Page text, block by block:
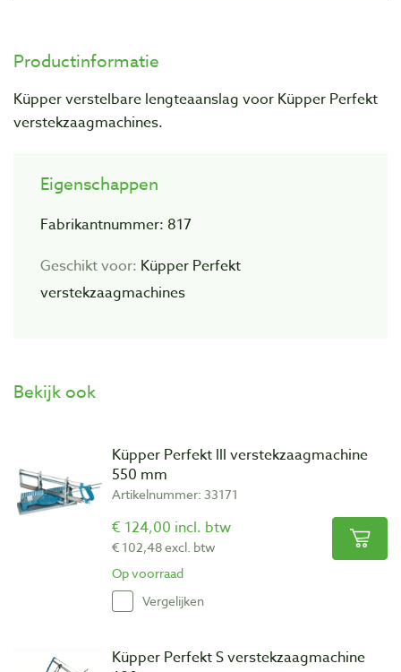
Productinformatie
Küpper verstelbare lengteaanslag voor Küpper Perfekt
verstekzaagmachines.
Eigenschappen
Fabrikantnummer: 817
Geschikt voor: Küpper Perfekt
verstekzaagmachines
Bekijk ook
Küpper Perfekt lll verstekzaagmachine
550 mm
Artikelnummer: 33171
€ 124,00 incl. btw
€ 102,48 excl. btw
Op voorraad
Vergelijken
Küpper Perfekt S verstekzaagmachine